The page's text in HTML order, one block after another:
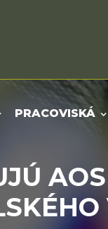
PRACOVISKÁ